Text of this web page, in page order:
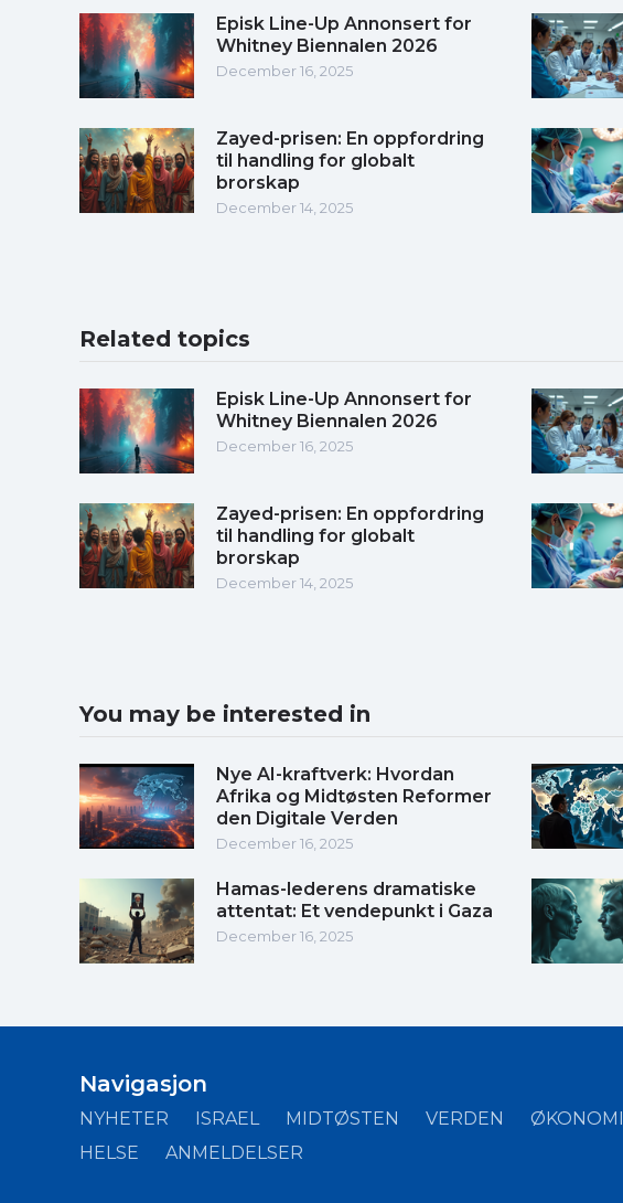
Episk Line-Up Annonsert for
Whitney Biennalen 2026
December 16, 2025
Zayed-prisen: En oppfordring
til handling for globalt
brorskap
December 14, 2025
Related topics
Episk Line-Up Annonsert for
Whitney Biennalen 2026
December 16, 2025
Zayed-prisen: En oppfordring
til handling for globalt
brorskap
December 14, 2025
You may be interested in
Nye AI-kraftverk: Hvordan
Afrika og Midtøsten Reformer
den Digitale Verden
December 16, 2025
Hamas-lederens dramatiske
attentat: Et vendepunkt i Gaza
December 16, 2025
Navigasjon
NYHETER ISRAEL MIDTØSTEN VERDEN
ØKONOMI
HELSE
ANMELDELSER